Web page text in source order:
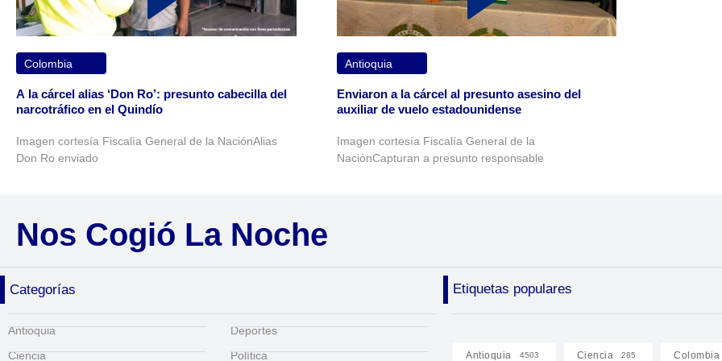
Colombia
A la cárcel alias ‘Don Ro’: presunto cabecilla del
narcotráfico en el Quindío
Imagen cortesía Fiscalía General de la NaciónAlias
Don Ro enviado
Antioquia
Enviaron a la cárcel al presunto asesino del
auxiliar de vuelo estadounidense
Imagen cortesía Fiscalía General de la
NaciónCapturan a presunto responsable
Nos Cogió La Noche
Categorías Etiquetas populares
Antioquia
Ciencia
Deportes
Política
Antioquia 4503 Ciencia 285 Colombia